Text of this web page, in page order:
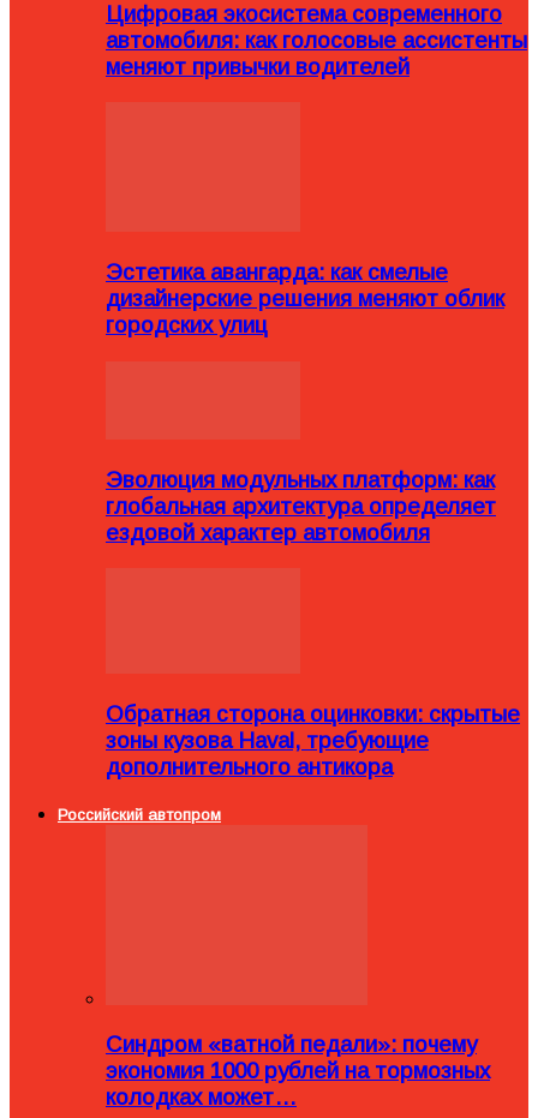
Цифровая экосистема современного
автомобиля: как голосовые ассистенты
меняют привычки водителей
Эстетика авангарда: как смелые
дизайнерские решения меняют облик
городских улиц
Эволюция модульных платформ: как
глобальная архитектура определяет
ездовой характер автомобиля
Обратная сторона оцинковки: скрытые
зоны кузова Haval, требующие
дополнительного антикора
Российский автопром
Синдром «ватной педали»: почему
экономия 1000 рублей на тормозных
колодках может…